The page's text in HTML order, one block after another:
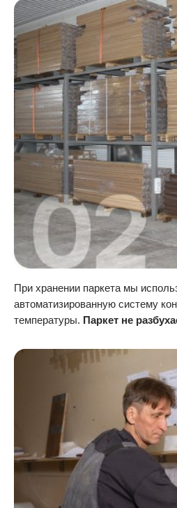
При хранении паркета мы
автоматизированную систему
температуры. Паркет не